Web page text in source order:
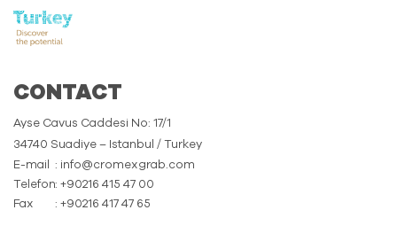
CONTACT
Ayse Cavus Caddesi No: 17/1
34740 Suadiye – Istanbul / Turkey
E-mail
: info@cromexgrab.com
Telefon: +90216 415 47 00
Fax
: +90216 417 47 65